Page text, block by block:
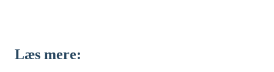
Læs mere: